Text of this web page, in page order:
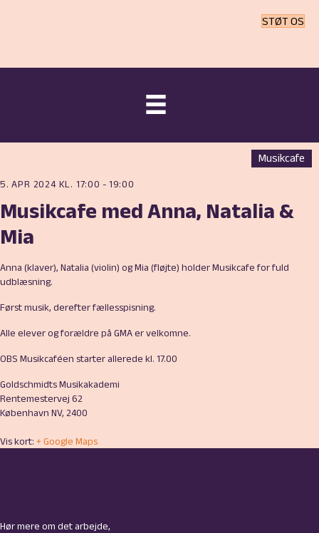
STØT OS
5. APR 2024 KL. 17:00 - 19:00
Musikcafe
Musikcafe med Anna, Natalia &
Mia
Anna (klaver), Natalia (violin) og Mia (fløjte) holder Musikcafe for fuld
udblæsning.
Først musik, derefter fællesspisning.
Alle elever og forældre på GMA er velkomne.
OBS Musikcaféen starter allerede kl. 17.00
Goldschmidts Musikakademi
Rentemestervej 62
København NV, 2400
Vis kort: + Google Maps
Hør mere om det arbejde,